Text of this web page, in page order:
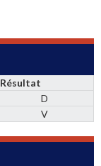
Résultat
D
V